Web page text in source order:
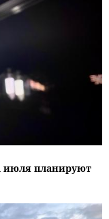
июля планируют